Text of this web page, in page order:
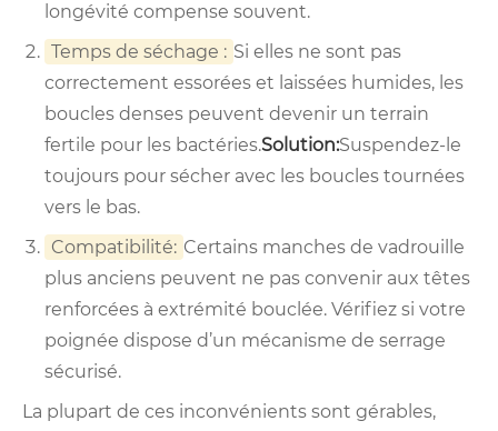
longévité compense souvent.
Temps de séchage : Si elles ne sont pas
correctement essorées et laissées humides, les
boucles denses peuvent devenir un terrain
fertile pour les bactéries.Solution:Suspendez-le
toujours pour sécher avec les boucles tournées
vers le bas.
Compatibilité: Certains manches de vadrouille
plus anciens peuvent ne pas convenir aux têtes
renforcées à extrémité bouclée. Vérifiez si votre
poignée dispose d’un mécanisme de serrage
sécurisé.
La plupart de ces inconvénients sont gérables,